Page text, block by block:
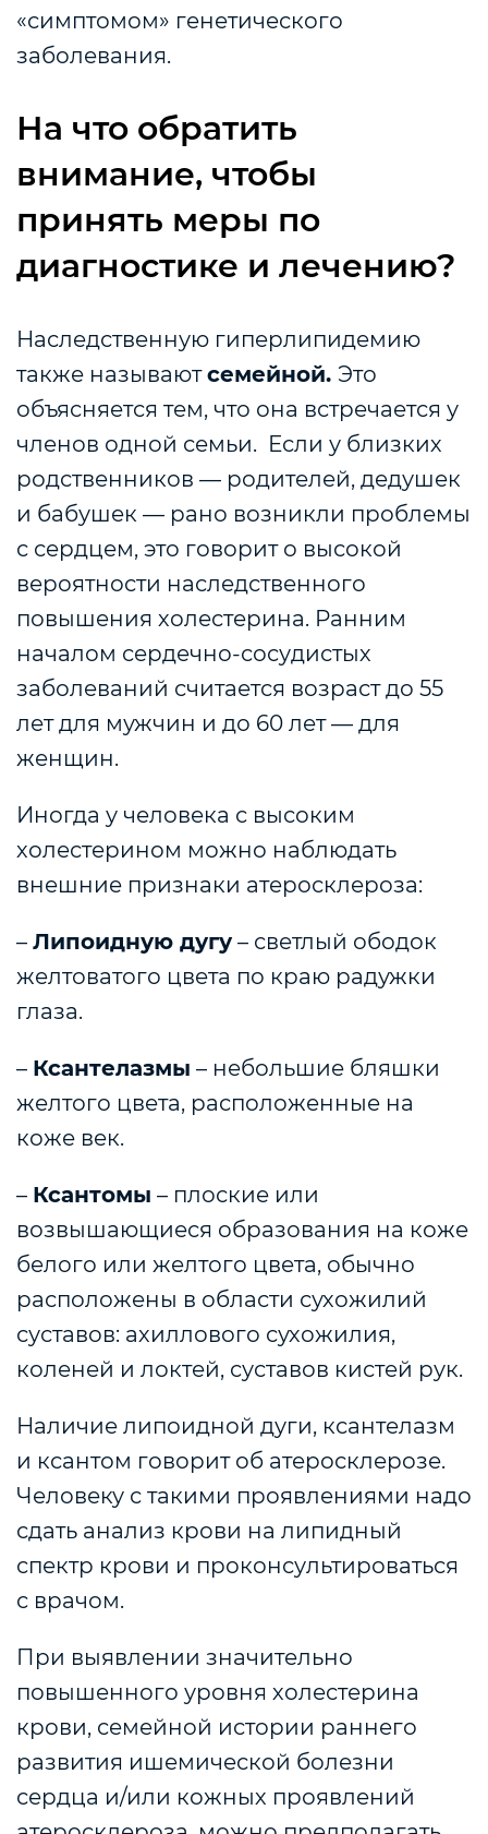
«симптомом» генетического
заболевания.
На что обратить
внимание, чтобы
принять меры по
диагностике и лечению?
Наследственную гиперлипидемию
также называютсемейной. Это
объясняется тем, что она встречается у
членов одной семьи. Если у близких
родственников — родителей, дедушек
и бабушек — рано возникли проблемы
с сердцем, это говорит о высокой
вероятности наследственного
повышения холестерина. Ранним
началом сердечно-сосудистых
заболеваний считается возраст до 55
лет для мужчин и до 60 лет — для
женщин.
Иногда у человека с высоким
холестерином можно наблюдать
внешние признаки атеросклероза:
– Липоидную дугу – светлый ободок
желтоватого цвета по краю радужки
глаза.
– Ксантелазмы – небольшие бляшки
желтого цвета, расположенные на
коже век.
– Ксантомы – плоские или
возвышающиеся образования на коже
белого или желтого цвета, обычно
расположены в области сухожилий
суставов: ахиллового сухожилия,
коленей и локтей, суставов кистей рук.
Наличие липоидной дуги, ксантелазм
и ксантом говорит об атеросклерозе.
Человеку с такими проявлениями надо
сдать анализ крови на липидный
спектр крови и проконсультироваться
с врачом.
При выявлении значительно
повышенного уровня холестерина
крови, семейной истории раннего
развития ишемической болезни
сердца и/или кожных проявлений